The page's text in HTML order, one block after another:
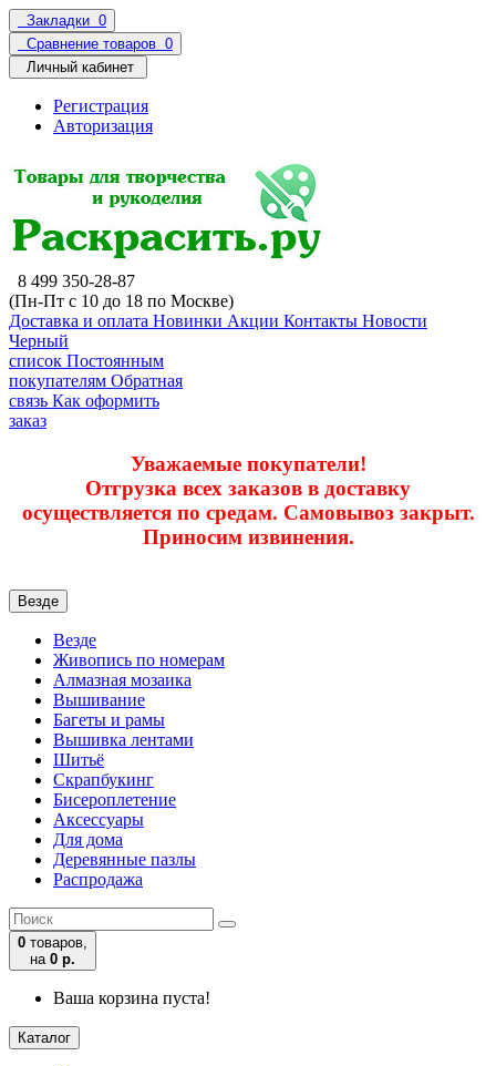
Закладки 0
Сравнение товаров 0
Личный кабинет
Регистрация
Авторизация
8 499 350-28-87
(Пн-Пт с 10 до 18 по Москве)
Доставка и оплата Новинки Акции Контакты Новости
Черный
список Постоянным
покупателям Обратная
связь Как оформить
заказ
Уважаемые покупатели!
Отгрузка всех заказов в доставку
осуществляется по средам. Самовывоз закрыт.
Приносим извинения.
Везде
Везде
Живопись по номерам
Алмазная мозаика
Вышивание
Багеты и рамы
Вышивка лентами
Шитьё
Скрапбукинг
Бисероплетение
Аксессуары
Для дома
Деревянные пазлы
Распродажа
0 товаров,
на 0 р.
Ваша корзина пуста!
Каталог